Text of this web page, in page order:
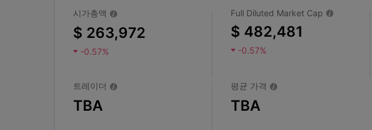
시가총액
$ 263,972
-0.57%
Full Diluted Market Cap
$ 482,481
-0.57%
트레이더
TBA
평균 가격
TBA